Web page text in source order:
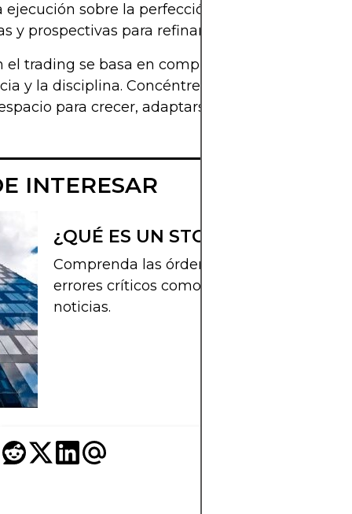
sobre la perfección en los resultados.
y prospectivas para refinar los parámetros.
trading se basa en comprender la interacción
y la disciplina. Concéntrese en la ecuación
para crecer, adaptarse y tener éxito en el
INTERESAR
¿QUÉ ES UN STOP LOSS EN
Comprenda las órdenes de stop-loss en
errores críticos como stops ajustados y
noticias.